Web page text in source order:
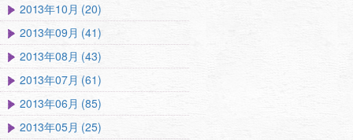
2013年10月 (20)
2013年09月 (41)
2013年08月 (43)
2013年07月 (61)
2013年06月 (85)
2013年05月 (25)